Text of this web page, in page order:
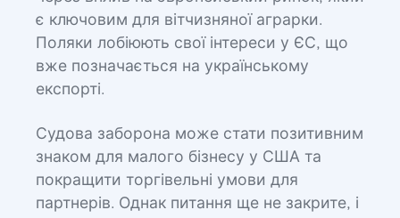
є ключовим для вітчизняної аграрки.
Поляки лобіюють свої інтереси у ЄС, що
вже позначається на українському
експорті.
Судова заборона може стати позитивним
знаком для малого бізнесу у США та
покращити торгівельні умови для
партнерів. Однак питання ще не закрите, і